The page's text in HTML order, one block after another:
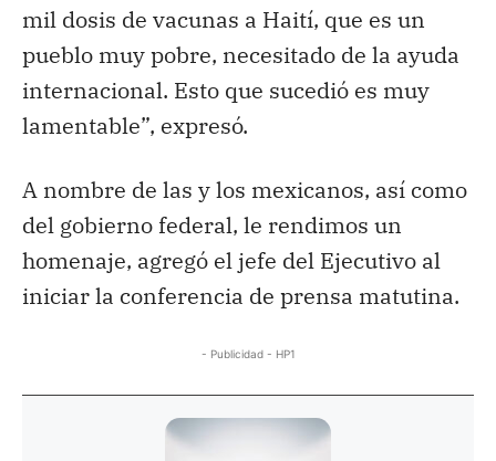
mil dosis de vacunas a Haití, que es un
pueblo muy pobre, necesitado de la ayuda
internacional. Esto que sucedió es muy
lamentable”, expresó.
A nombre de las y los mexicanos, así como
del gobierno federal, le rendimos un
homenaje, agregó el jefe del Ejecutivo al
iniciar la conferencia de prensa matutina.
- Publicidad - HP1